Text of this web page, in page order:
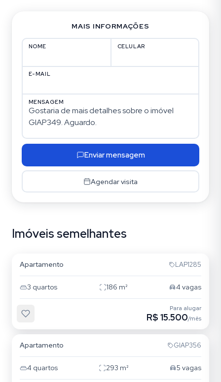
MAIS INFORMAÇÕES
NOME CELULAR
E-MAIL
MENSAGEM
Enviar mensagem
Agendar visita
Imóveis semelhantes
Jardim Anália Franco
Apartamento LAP1285
3 quartos 186 m² 4 vagas
Para alugar
R$ 15.500/mês
Apartamento GIAP356
4 quartos 293 m² 5 vagas